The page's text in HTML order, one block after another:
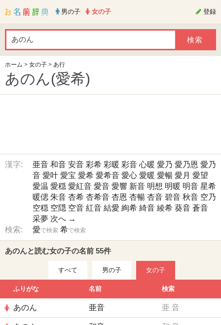
男の子 女の子 登録
ホーム > 女の子 > あ行
あのん(愛希)
漢字: 亜音 和音 安音 彩希 彩暖 彩音 心暖 愛乃 愛乃恩 愛乃
音 愛叶 愛宝 愛希 愛希音 愛心 愛暖 愛暢 愛月 愛望
愛温 愛穏 愛紅音 愛音 愛響 新音 明想 明暖 明音 星希
暖偲 朱音 杏希 杏希音 杏恩 杏暢 杏音 碧音 秋音 空乃
空穏 空隠 空音 紅音 結愛 絢希 綺音 綾希 葵音 蒼音
采夢 次へ →
検索:
愛で検索 希で検索
あのんと読む女の子の名前 55件
すべて 男の子 女の子
ふりがな 名前 検索
あのん 亜音 亜 音